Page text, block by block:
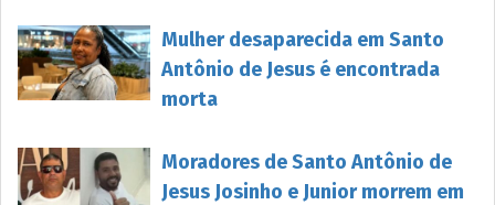
Mulher desaparecida em Santo
Antônio de Jesus é encontrada
morta
Moradores de Santo Antônio de
Jesus Josinho e Junior morrem em